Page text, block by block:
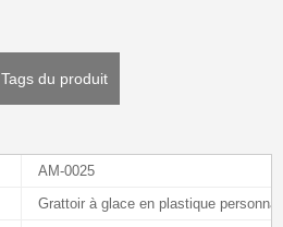
Tags du produit
AM-0025
Grattoir à glace en plastique